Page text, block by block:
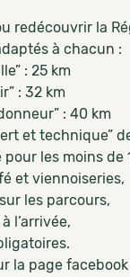
redécouvrir la
à chacun :
: 25 km
: 32 km
: 40 km
et technique”
les moins de
et viennoiseries,
les parcours,
l’arrivée,
la page facebook